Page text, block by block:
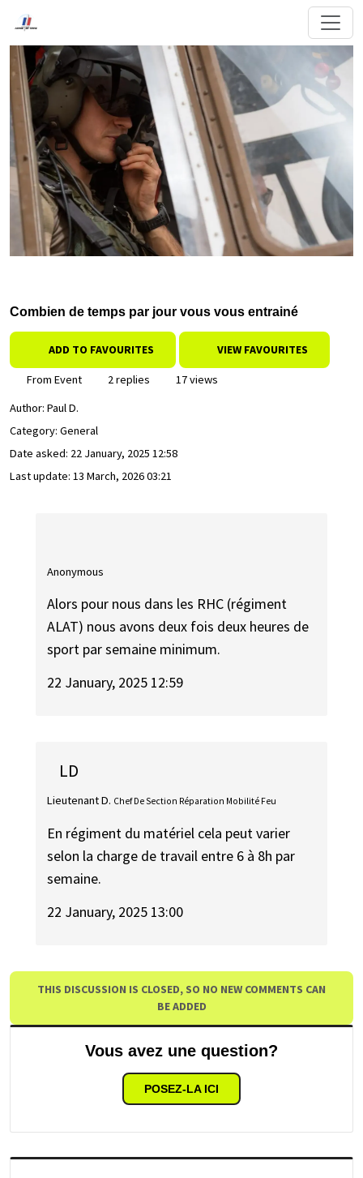
Combien de temps par jour vous vous entrainé
ADD TO FAVOURITES VIEW FAVOURITES
From Event 2 replies
17 views
Author: Paul D.
Category: General
Date asked: 22 January, 2025 12:58
Last update: 13 March, 2026 03:21
Anonymous
Alors pour nous dans les RHC (régiment
ALAT) nous avons deux fois deux heures de
sport par semaine minimum.
22 January, 2025 12:59
LD
Lieutenant D. Chef De Section Réparation Mobilité Feu
En régiment du matériel cela peut varier
selon la charge de travail entre 6 à 8h par
semaine.
22 January, 2025 13:00
THIS DISCUSSION IS CLOSED, SO NO NEW COMMENTS CAN
BE ADDED
Vous avez une question?
POSEZ-LA ICI